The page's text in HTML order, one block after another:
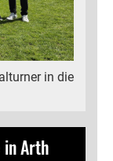
in die
in Arth